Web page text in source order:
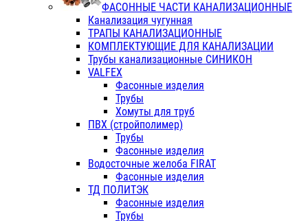
ФАСОННЫЕ ЧАСТИ КАНАЛИЗАЦИОННЫЕ
Канализация чугунная
ТРАПЫ КАНАЛИЗАЦИОННЫЕ
КОМПЛЕКТУЮЩИЕ ДЛЯ КАНАЛИЗАЦИИ
Трубы канализационные СИНИКОН
VALFEX
Фасонные изделия
Трубы
Хомуты для труб
ПВХ (стройполимер)
Трубы
Фасонные изделия
Водосточные желоба FIRAT
Фасонные изделия
ТД ПОЛИТЭК
Фасонные изделия
Трубы